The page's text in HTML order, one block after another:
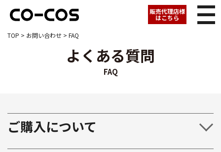
販売代理店様
はこちら
TOP > お問い合わせ > FAQ
よくある質問
FAQ
ご購入について